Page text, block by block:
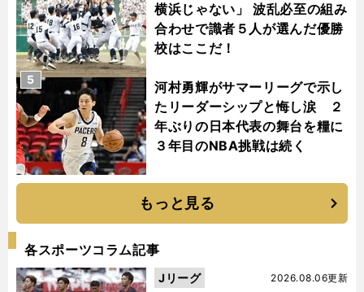
横浜じゃない」 波乱必至の組み
合わせで識者５人が選んだ優勝
校はここだ！
河村勇輝がサマーリーグで示し
たリーダーシップと悔し涙 ２
年ぶりの日本代表の舞台を糧に
３年目のNBA挑戦は続く
5
もっと見る
各スポーツコラム記事
2026.08.06更新
Jリーグ